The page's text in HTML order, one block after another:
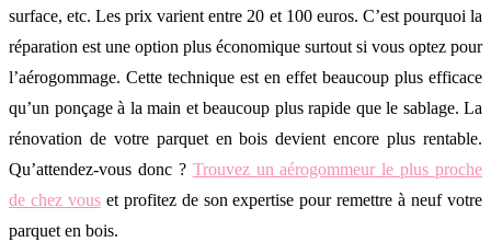
surface, etc. Les prix varient entre 20 et 100 euros. C’est pourquoi la
réparation est une option plus économique surtout si vous optez pour
l’aérogommage. Cette technique est en effet beaucoup plus efficace
qu’un ponçage à la main et beaucoup plus rapide que le sablage. La
rénovation de votre parquet en bois devient encore plus rentable.
Qu’attendez-vous donc ? Trouvez un aérogommeur le plus proche
de chez vouset profitez de son expertise pour remettre à neuf votre
parquet en bois.